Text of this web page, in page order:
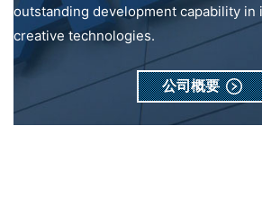
outstanding development capability in
creative technologies.
公司概要